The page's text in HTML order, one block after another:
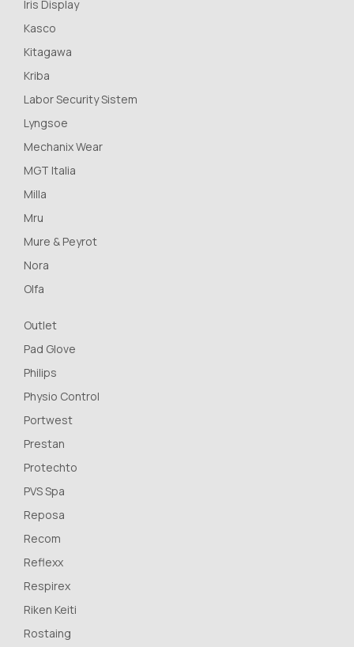
Iris Display
Kasco
Kitagawa
Kriba
Labor Security Sistem
Lyngsoe
Mechanix Wear
MGT Italia
Milla
Mru
Mure & Peyrot
Nora
Olfa
Outlet
Pad Glove
Philips
Physio Control
Portwest
Prestan
Protechto
PVS Spa
Reposa
Recom
Reflexx
Respirex
Riken Keiti
Rostaing